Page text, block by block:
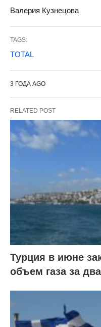
Валерия Кузнецова
TAGS:
TOTAL
3 ГОДА AGO
RELATED POST
Турция в июне
объем газа за